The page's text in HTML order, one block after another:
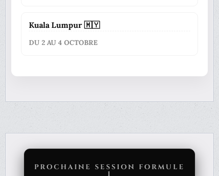
Kuala Lumpur 🇲🇾
DU 2 AU 4 OCTOBRE
PROCHAINE SESSION FORMULE
1